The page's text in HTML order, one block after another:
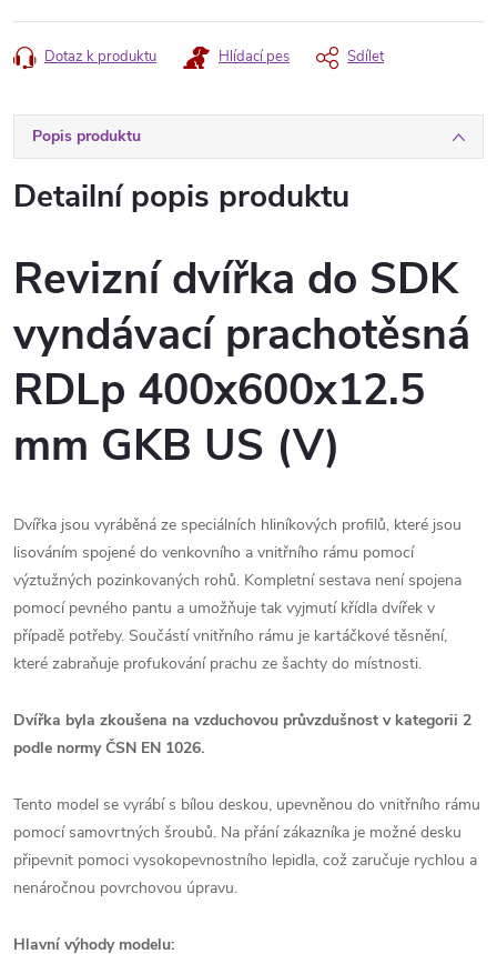
Dotaz k produktu Hlídací pes Sdílet
Popis produktu
Detailní popis produktu
Revizní dvířka do SDK
vyndávací prachotěsná
RDLp 400x600x12.5
mm GKB US (V)
Dvířka jsou vyráběná ze speciálních hliníkových profilů, které jsou
lisováním spojené do venkovního a vnitřního rámu pomocí
výztužných pozinkovaných rohů. Kompletní sestava není spojena
pomocí pevného pantu a umožňuje tak vyjmutí křídla dvířek v
případě potřeby. Součástí vnitřního rámu je kartáčkové těsnění,
které zabraňuje profukování prachu ze šachty do místnosti.
Dvířka byla zkoušena na vzduchovou průvzdušnost v kategorii 2
podle normy ČSN EN 1026.
Tento model se vyrábí s bílou deskou, upevněnou do vnitřního rámu
pomocí samovrtných šroubů. Na přání zákazníka je možné desku
připevnit pomoci vysokopevnostního lepidla, což zaručuje rychlou a
nenáročnou povrchovou úpravu.
Hlavní výhody modelu: